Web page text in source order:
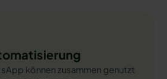
können zusammen genutzt